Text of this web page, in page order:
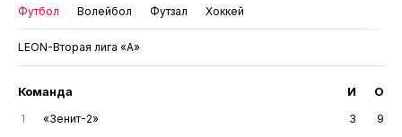
Футбол Волейбол Футзал Хоккей
LEON-Вторая лига «А»
Команда И О
1 «Зенит-2» 3
9